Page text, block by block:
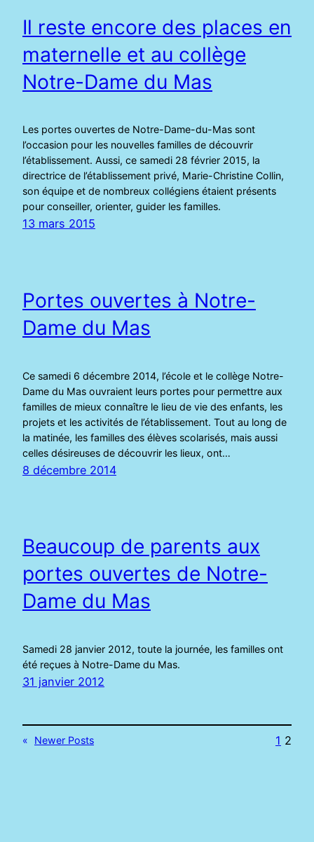
Il reste encore des places en
maternelle et au collège
Notre-Dame du Mas
Les portes ouvertes de Notre-Dame-du-Mas sont
l’occasion pour les nouvelles familles de découvrir
l’établissement. Aussi, ce samedi 28 février 2015, la
directrice de l’établissement privé, Marie-Christine Collin,
son équipe et de nombreux collégiens étaient présents
pour conseiller, orienter, guider les familles.
13 mars 2015
Portes ouvertes à Notre-
Dame du Mas
Ce samedi 6 décembre 2014, l’école et le collège Notre-
Dame du Mas ouvraient leurs portes pour permettre aux
familles de mieux connaître le lieu de vie des enfants, les
projets et les activités de l’établissement. Tout au long de
la matinée, les familles des élèves scolarisés, mais aussi
celles désireuses de découvrir les lieux, ont…
8 décembre 2014
Beaucoup de parents aux
portes ouvertes de Notre-
Dame du Mas
Samedi 28 janvier 2012, toute la journée, les familles ont
été reçues à Notre-Dame du Mas.
31 janvier 2012
« Newer Posts 1 2